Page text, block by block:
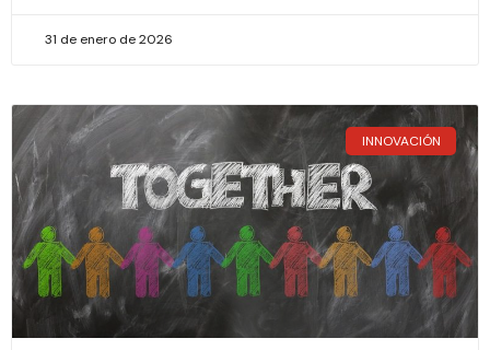
31 de enero de 2026
INNOVACIÓN